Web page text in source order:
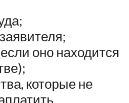
оно находится
которые не